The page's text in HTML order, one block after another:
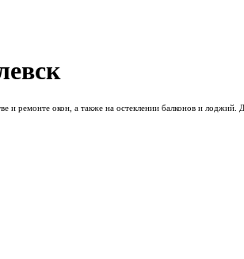
и ремонте окон, а также на остеклении балконов и